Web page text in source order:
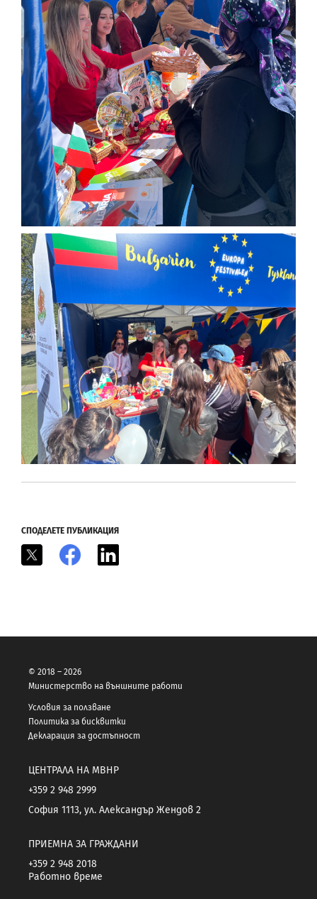
СПОДЕЛЕТЕ ПУБЛИКАЦИЯ
Facebook
© 2018 – 2026
Министерство на външните работи
Условия за ползване
Политика за бисквитки
Декларация за достъпност
ЦЕНТРАЛА НА МВНР
+359 2 948 2999
София 1113, ул. Александър Жендов 2
ПРИЕМНА ЗА ГРАЖДАНИ
+359 2 948 2018
Работно време